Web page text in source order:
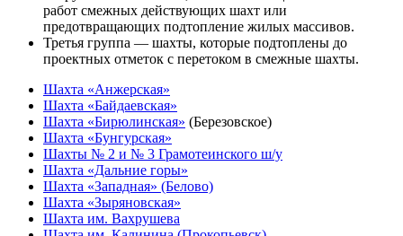
работ смежных действующих шахт или
предотвращающих подтопление жилых массивов.
Третья группа — шахты, которые подтоплены до
проектных отметок с перетоком в смежные шахты.
Шахта «Анжерская»
Шахта «Байдаевская»
Шахта «Бирюлинская» (Березовское)
Шахта «Бунгурская»
Шахты № 2 и № 3 Грамотеинского ш/у
Шахта «Дальние горы»
Шахта «Западная» (Белово)
Шахта «Зыряновская»
Шахта им. Вахрушева